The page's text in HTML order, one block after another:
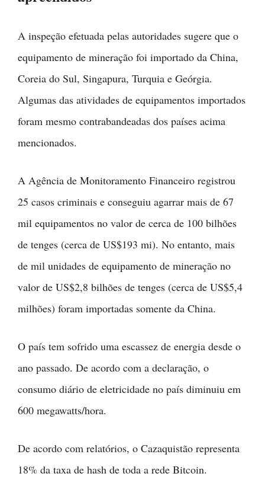
A inspeção efetuada pelas autoridades sugere que o
equipamento de mineração foi importado da China,
Coreia do Sul, Singapura, Turquia e Geórgia.
Algumas das atividades de equipamentos importados
foram mesmo contrabandeadas dos países acima
mencionados.
A Agência de Monitoramento Financeiro registrou
25 casos criminais e conseguiu agarrar mais de 67
mil equipamentos no valor de cerca de 100 bilhões
de tenges (cerca de US$193 mi). No entanto, mais
de mil unidades de equipamento de mineração no
valor de US$2,8 bilhões de tenges (cerca de US$5,4
milhões) foram importadas somente da China.
O país tem sofrido uma escassez de energia desde o
ano passado. De acordo com a declaração, o
consumo diário de eletricidade no país diminuiu em
600 megawatts/hora.
De acordo com relatórios, o Cazaquistão representa
18% da taxa de hash de toda a rede Bitcoin.